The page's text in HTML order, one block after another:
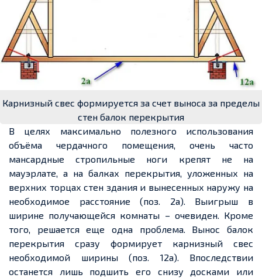
Карнизный свес формируется за счет выноса за пределы
стен балок перекрытия
В целях максимально полезного использования
объёма чердачного помещения, очень часто
мансардные стропильные ноги крепят не на
мауэрлате, а на балках перекрытия, уложенных на
верхних торцах стен здания и вынесенных наружу на
необходимое расстояние (поз. 2а). Выигрыш в
ширине получающейся комнаты – очевиден. Кроме
того, решается еще одна проблема. Вынос балок
перекрытия сразу формирует карнизный свес
необходимой ширины (поз. 12а). Впоследствии
останется лишь подшить его снизу досками или